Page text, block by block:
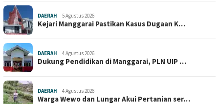
DAERAH 5 Agustus 2026
Kejari Manggarai Pastikan Kasus Dugaan K…
DAERAH 4 Agustus 2026
Dukung Pendidikan di Manggarai, PLN UIP …
DAERAH 4 Agustus 2026
Warga Wewo dan Lungar Akui Pertanian ser…